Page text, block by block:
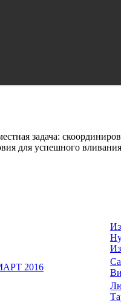
задача:
для успешного
2016